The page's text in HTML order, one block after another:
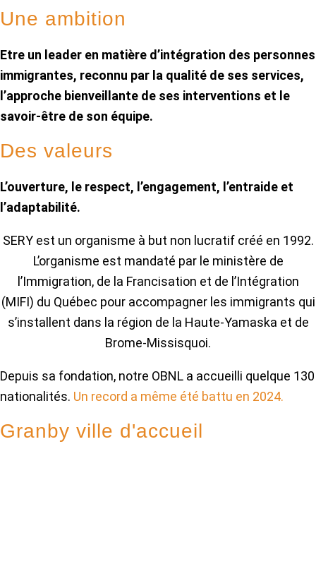
Une ambition
Etre un leader en matière d’intégration des personnes
immigrantes, reconnu par la qualité de ses services,
l’approche bienveillante de ses interventions et le
savoir-être de son équipe.
Des valeurs
L’ouverture, le respect, l’engagement, l’entraide et
l’adaptabilité.
SERY est un organisme à but non lucratif créé en 1992.
L’organisme est mandaté par le ministère de
l’Immigration, de la Francisation et de l’Intégration
(MIFI) du Québec pour accompagner les immigrants qui
s’installent dans la région de la Haute-Yamaska et de
Brome-Missisquoi.
Depuis sa fondation, notre OBNL a accueilli quelque 130
nationalités. Un record a même été battu en 2024.
Granby ville d'accueil